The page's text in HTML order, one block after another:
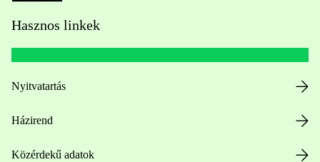
Hasznos linkek
Nyitvatartás
Házirend
Közérdekű adatok